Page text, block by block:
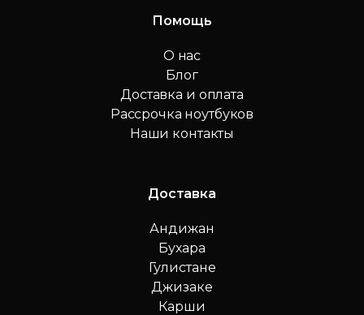
Помощь
О нас
Блог
Доставка и оплата
Рассрочка ноутбуков
Наши контакты
Доставка
Андижан
Бухара
Гулистане
Джизаке
Карши